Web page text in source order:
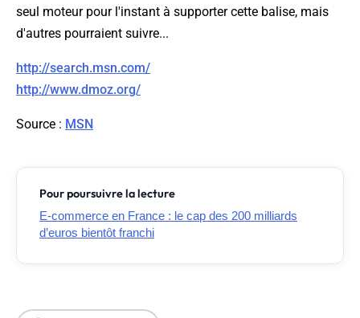
seul moteur pour l'instant à supporter cette balise, mais
d'autres pourraient suivre...
http://search.msn.com/
http://www.dmoz.org/
Source : MSN
Pour poursuivre la lecture
E-commerce en France : le cap des 200 milliards
d’euros bientôt franchi